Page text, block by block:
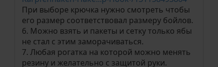
При выборе крючка нужно смотреть чтобы
его размер соответствовал размеру бойлов.
6. Можно взять и пакеты и сетку только ябы
не стал с этим заморачиваться.
7. Любая рогатка на которой можно менять
резину и желательно с защитой руки.